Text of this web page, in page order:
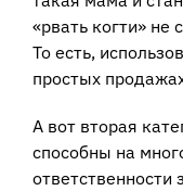
«рвать когти» не
То есть,
простых
А вот вторая
способны на
ответственности